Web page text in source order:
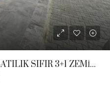
LEFKOŞA GÖNYELİ’DE SATILIK SIFIR 3+1 ZEMİN KAT BAHÇELİ LÜKS DAİRE